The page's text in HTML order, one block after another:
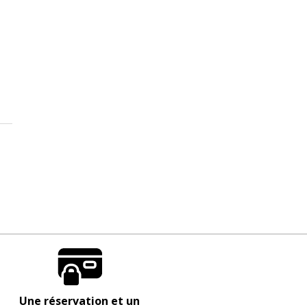
Une réservation et un